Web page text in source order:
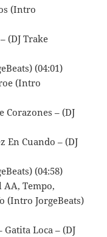
(Intro
(DJ Trake
(04:01)
(Intro
Corazones – (DJ
En Cuando – (DJ
(04:58)
Tempo,
(Intro JorgeBeats)
Loca – (DJ